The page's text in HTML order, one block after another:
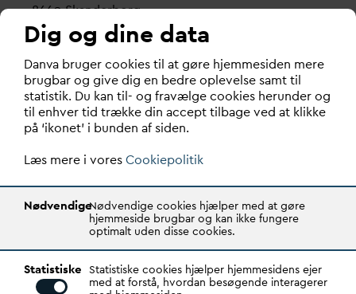
8660 Skanderborg
København
Vester Farimagsgade 1, 5. sal.
1606 København V
Tlf.: 70 21 00 55
CVR: 29031215
Transparency Register: REG 0105047100027-26
A er den samlende kraft ivandsektoren.
Gennem stærke alliancer og klare budskaber taler
D ANVA
andets sag, som vigtig ressource for den
Dig og dine data
Danva bruger cookies til at gøre hjemmesiden mere
brugbar og give dig en bedre oplevelse samt til
statistik. Du kan til- og fravælge cookies herunder og
til enhver tid trække din accept tilbage ved at klikke
på ‘ikonet’ i bunden af siden.
Læs mere i voresCookiepolitik
NødvendigeNødvendige cookies hjælper med at gøre
hjemmeside brugbar og kan ikke fungere
optimalt uden disse cookies.
Statistiske Statistiske cookies hjælper hjemmesidens ejer
med at forstå, hvordan besøgende interagerer